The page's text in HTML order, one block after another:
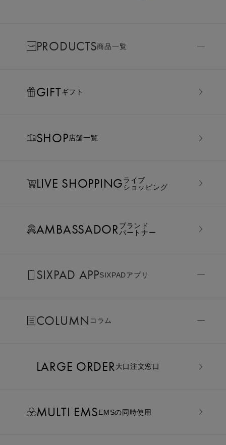
PRODUCTS商品一覧
GIFTギフト
SHOP店舗一覧
LIVE SHOPPINGライブ
ショッピング
AMBASSADORブランド
パートナー
SIXPAD APPSIXPADアプリ
COLUMN コラム
LARGE ORDER⼤⼝注⽂窓⼝
MULTI EMSEMSの同時使用